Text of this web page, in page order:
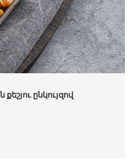
ընկույզով